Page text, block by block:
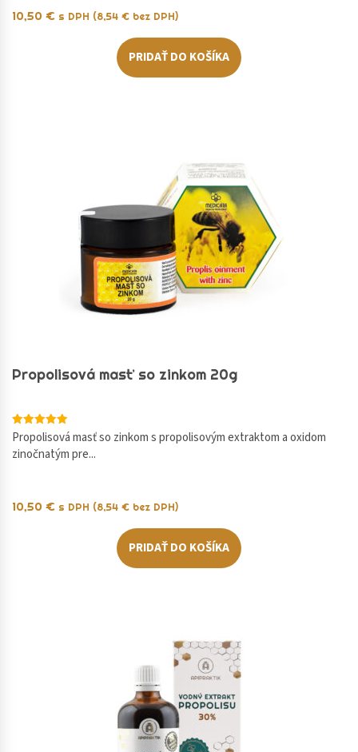
10,50 € s DPH (8,54 € bez DPH)
PRIDAŤ DO KOŠÍKA
Propolisová masť so zinkom 20g
Hodnotenie
5.00
z 5
Propolisová masť so zinkom s propolisovým extraktom a oxidom
zinočnatým pre...
10,50 € s DPH (8,54 € bez DPH)
PRIDAŤ DO KOŠÍKA